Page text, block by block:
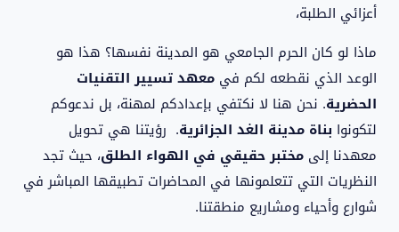
أعزائي الطلبة،
ماذا لو كان الحرم الجامعي هو المدينة نفسها؟ هذا هو
الوعد الذي نقطعه لكم في معهد تسيير التقنيات
الحضرية. نحن هنا لا نكتفي بإعدادكم لمهنة، بل ندعوكم
لتكونوا بناة مدينة الغد الجزائرية. رؤيتنا هي تحويل
معهدنا إلى مختبر حقيقي في الهواء الطلق، حيث تجد
النظريات التي تتعلمونها في المحاضرات تطبيقها المباشر في
شوارع وأحياء ومشاريع منطقتنا.